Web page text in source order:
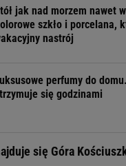
jak nad morzem nawet
szkło i porcelana,
nastrój
perfumy do
się godzinami
się Góra